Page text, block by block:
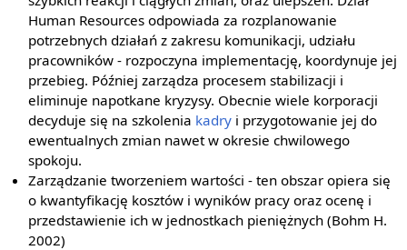
Human Resources odpowiada za rozplanowanie
potrzebnych działań z zakresu komunikacji, udziału
pracowników - rozpoczyna implementację, koordynuje jej
przebieg. Później zarządza procesem stabilizacji i
eliminuje napotkane kryzysy. Obecnie wiele korporacji
decyduje się na szkolenia kadry i przygotowanie jej do
ewentualnych zmian nawet w okresie chwilowego
spokoju.
Zarządzanie tworzeniem wartości - ten obszar opiera się
o kwantyfikację kosztów i wyników pracy oraz ocenę i
przedstawienie ich w jednostkach pieniężnych (Bohm H.
2002)